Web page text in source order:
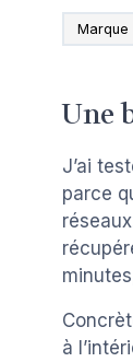
Marque
Une
J’ai
parce
à